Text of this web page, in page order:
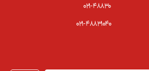
۰۲۱-۴۸۸۳0
۰۲۱-۴۸۸۳۱۰۴۰